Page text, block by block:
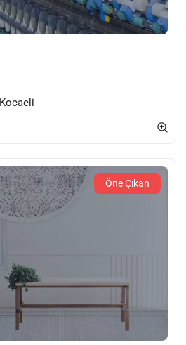
Kocaeli
Öne Çıkan